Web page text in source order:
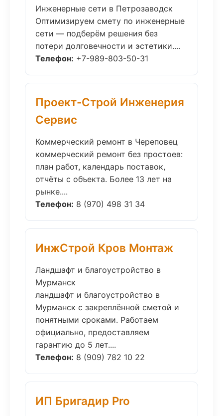
Инженерные сети в Петрозаводск
Оптимизируем смету по инженерные
сети — подберём решения без
потери долговечности и эстетики....
Телефон: +7-989-803-50-31
Проект-Строй Инженерия
Сервис
Коммерческий ремонт в Череповец
коммерческий ремонт без простоев:
план работ, календарь поставок,
отчёты с объекта. Более 13 лет на
рынке....
Телефон: 8 (970) 498 31 34
ИнжСтрой Кров Монтаж
Ландшафт и благоустройство в
Мурманск
ландшафт и благоустройство в
Мурманск с закреплённой сметой и
понятными сроками. Работаем
официально, предоставляем
гарантию до 5 лет....
Телефон: 8 (909) 782 10 22
ИП Бригадир Pro